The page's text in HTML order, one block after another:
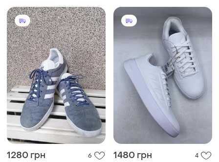
1280 грн 6 1480 грн 4